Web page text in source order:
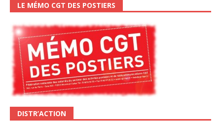
LE MÉMO CGT DES POSTIERS
DISTR’ACTION